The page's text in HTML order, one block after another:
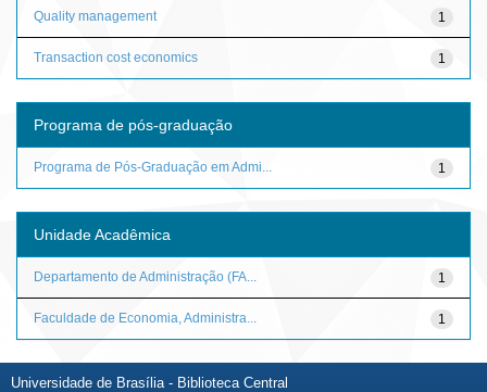
1
Quality management
1
Transaction cost economics
Programa de pós-graduação
1
Programa de Pós-Graduação em Admi...
Unidade Acadêmica
1
Departamento de Administração (FA...
1
Faculdade de Economia, Administra...
Universidade de Brasília - Biblioteca Central